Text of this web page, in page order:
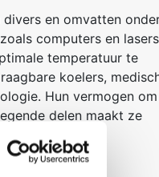
en omvatten
computers en
temperatuur te
koelers,
Hun vermogen om
delen maakt ze
praktisch zijn.